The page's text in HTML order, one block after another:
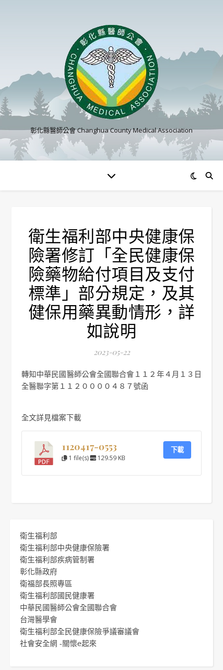
彰化縣醫師公會 Changhua County Medical Association
衛生福利部中央健康保
險署修訂「全民健康保
險藥物給付項目及支付
標準」部分規定，及其
健保用藥異動情形，詳
如說明
2023-05-22
轉知中華民國醫師公會全國聯合會１１２年４月１３日
全醫聯字第１１２００００４８７號函
全文詳見檔案下載
1120417-0553
1 file(s) 129.59 KB
下載
衛生福利部
衛生福利部中央健康保險署
衛生福利部疾病管制署
彰化縣政府
衛福部長照專區
衛生福利部國民健康署
中華民國醫師公會全國聯合會
台灣醫學會
衛生福利部全民健康保險爭議審議會
社會安全網 -關懷e起來